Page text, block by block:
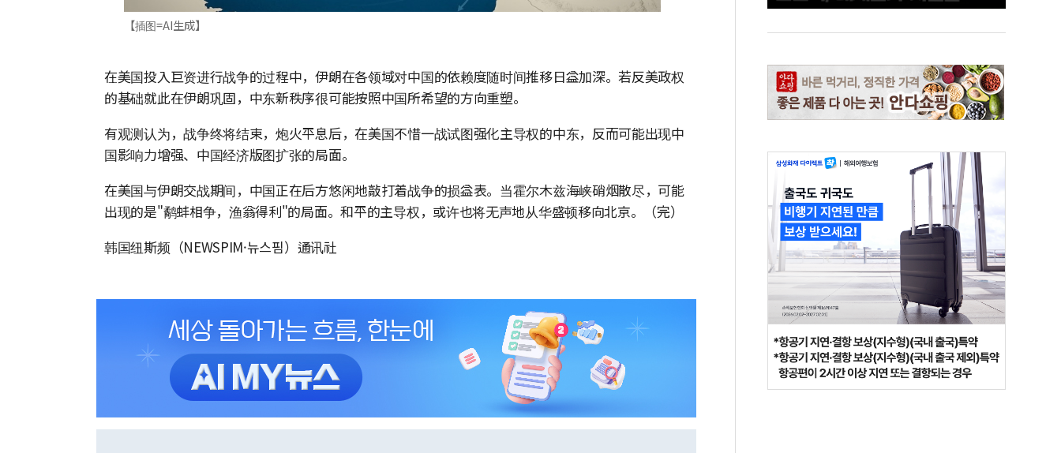
【插图=AI生成】
在美国投入巨资进行战争的过程中，伊朗在各领域对中国的依赖度随时间推移日益加深。若反美政权
的基础就此在伊朗巩固，中东新秩序很可能按照中国所希望的方向重塑。
有观测认为，战争终将结束，炮火平息后，在美国不惜一战试图强化主导权的中东，反而可能出现中
国影响力增强、中国经济版图扩张的局面。
在美国与伊朗交战期间，中国正在后方悠闲地敲打着战争的损益表。当霍尔木兹海峡硝烟散尽，可能
出现的是"鹬蚌相争，渔翁得利"的局面。和平的主导权，或许也将无声地从华盛顿移向北京。（完）
韩国纽斯频（NEWSPIM·뉴스핌）通讯社